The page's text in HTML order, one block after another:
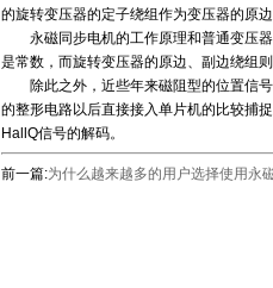
的旋转变压器的定子绕组作为变压器的原
永磁同步电机的工作原理和普通变压器
是常数，而旋转变压器的原边、副边绕组
除此之外，近些年来磁阻型的位置信号
的整形电路以后直接接入单片机的比较捕
HallQ信号的解码。
前一篇:为什么越来越多的用户选择使用永